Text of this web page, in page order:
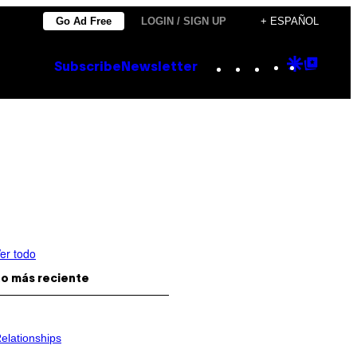
Go Ad Free LOGIN / SIGN UP + ESPAÑOL
Subscribe Newsletter Instagram
TikTok
YouTube
Google
todo
más reciente